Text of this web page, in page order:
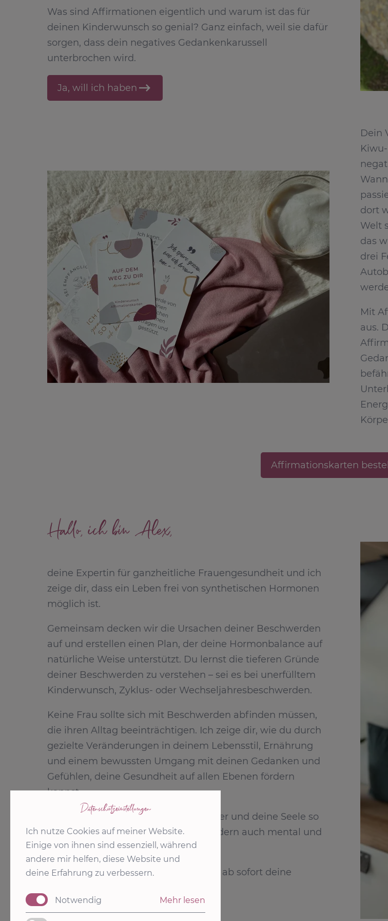
Was sind Affirmationen eigentlich und warum ist das für
deinen Kinderwunsch so genial? Ganz einfach, weil sie dafür
sorgen, dass dein negatives Gedankenkarussell
unterbrochen wird.
Ja, will ich haben
Dein
dort
Welt
das
drei
Mit
aus.
Affirmationskarten
Hallo, ich bin Alex,
deine Expertin für ganzheitliche Frauengesundheit und ich
zeige dir, dass ein Leben frei von synthetischen Hormonen
möglich ist.
Gemeinsam decken wir die Ursachen deiner Beschwerden
auf und erstellen einen Plan, der deine Hormonbalance auf
natürliche Weise unterstützt. Du lernst die tieferen Gründe
deiner Beschwerden zu verstehen – sei es bei unerfülltem
Kinderwunsch, Zyklus- oder Wechseljahresbeschwerden.
Keine Frau sollte sich mit Beschwerden abfinden müssen,
die ihren Alltag beeinträchtigen. Ich zeige dir, wie du durch
gezielte Veränderungen in deinem Lebensstil, Ernährung
und einem bewussten Umgang mit deinen Gedanken und
Gefühlen, deine Gesundheit auf allen Ebenen fördern
kannst.
Stell dir vor, du könntest deinen Körper und deine Seele so
nähren, dass du nicht körperlich, sondern auch mental und
emotional erfüllter lebst.
Wenn du das möchtest? Dann nimm ab sofort deine
Datenschutz­einstellungen
Ich nutze Cookies auf meiner Website.
Einige von ihnen sind essenziell, während
andere mir helfen, diese Website und
deine Erfahrung zu verbessern.
Notwendig Mehr lesen